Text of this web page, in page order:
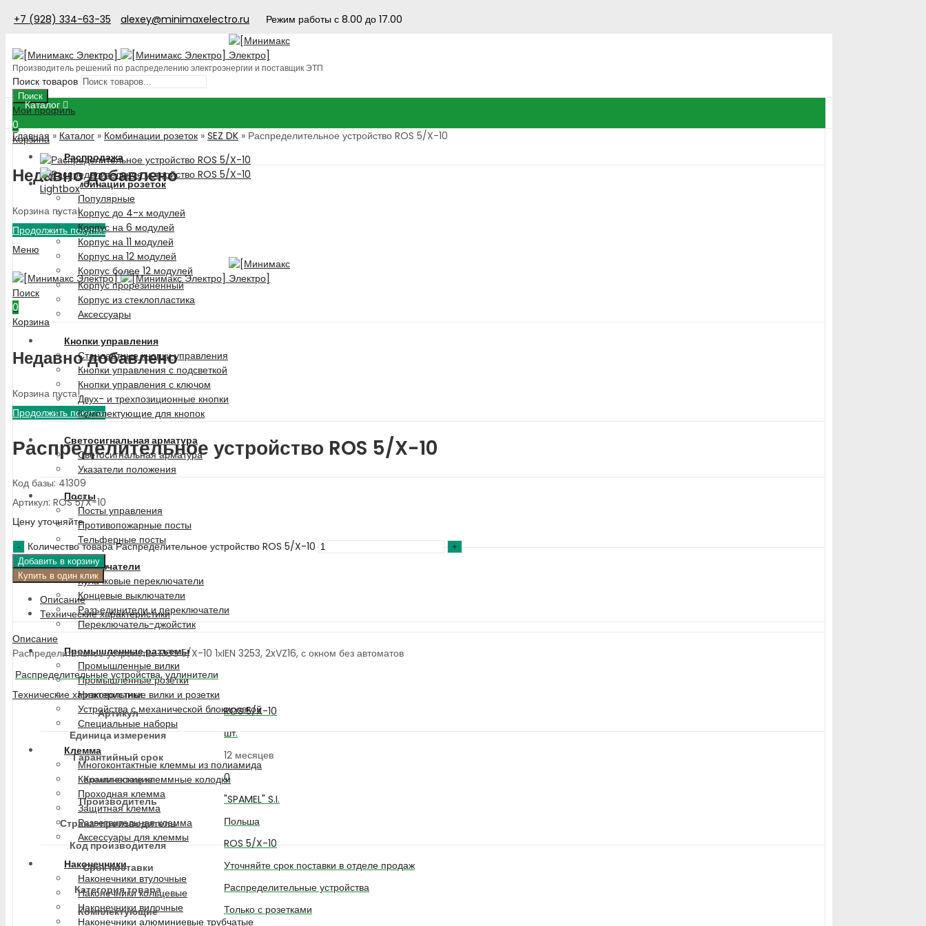
+7 (928) 334-63-35 alexey@minimaxelectro.ru Режим работы с 8.00 до 17.00
Производитель решений по распределению электроэнергии и поставщик ЭТП
Поиск товаров
Поиск
Мой профиль
0
Корзина
Недавно добавлено
Корзина пуста!
Продолжить покупки
Меню
Поиск
0
Корзина
Недавно добавлено
Корзина пуста!
Продолжить покупки
Каталог
Распродажа
Комбинации розеток
Популярные
Корпус до 4-х модулей
Корпус на 6 модулей
Корпус на 11 модулей
Корпус на 12 модулей
Корпус более 12 модулей
Корпус прорезиненный
Корпус из стеклопластика
Аксессуары
Кнопки управления
Стандартные кнопки управления
Кнопки управления с подсветкой
Кнопки управления с ключом
Двух- и трехпозиционные кнопки
Комплектующие для кнопок
Светосигнальная арматура
Светосигнальная арматура
Указатели положения
Посты
Посты управления
Противопожарные посты
Тельферные посты
Переключатели
Кулачковые переключатели
Концевые выключатели
Разъединители и переключатели
Переключатель-джойстик
Промышленные разъемы
Промышленные вилки
Промышленные розетки
Низковольтные вилки и розетки
Устройства с механической блокировкой
Специальные наборы
Клемма
Многоконтактные клеммы из полиамида
Керамические клеммные колодки
Проходная клемма
Защитная клемма
Разветвительная клемма
Аксессуары для клеммы
Наконечники
Наконечники втулочные
Наконечники кольцевые
Наконечники вилочные
Наконечники алюминиевые трубчатые
Главная » Каталог » Комбинации розеток » SEZ DK » Распределительное устройство ROS 5/X-10
Lightbox
Распределительное устройство ROS 5/X-10
Код базы: 41309
Артикул: ROS 5/X-10
Цену уточняйте
Количество товара Распределительное устройство ROS 5/X-10
Добавить в корзину
Купить в один клик
Описание
Технические характеристики
Описание
Распределительное устройство ROS 5/X-10 1хIEN 3253, 2xVZ16, с окном без автоматов
Распределительные устройства, удлинители
Технические характеристики
Артикул
ROS 5/X-10
Единица измерения
шт.
Гарантийный срок
12 месяцев
Комплектация
0
Производитель
"SPAMEL" S.I.
Страна-производитель
Польша
Код производителя
ROS 5/X-10
Срок поставки
Уточняйте срок поставки в отделе продаж
Категория товара
Распределительные устройства
Комплектующие
Только с розетками